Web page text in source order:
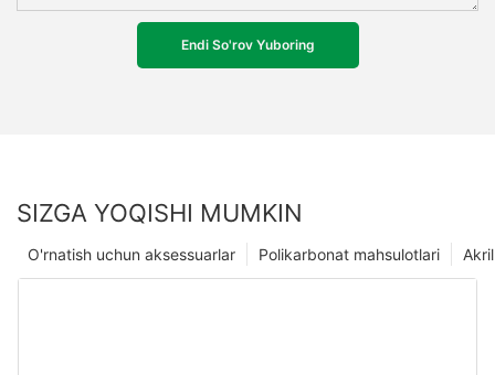
Endi So'rov Yuboring
SIZGA YOQISHI MUMKIN
Polikarbonat mahsulotlari
O'rnatish uchun aksessuarlar